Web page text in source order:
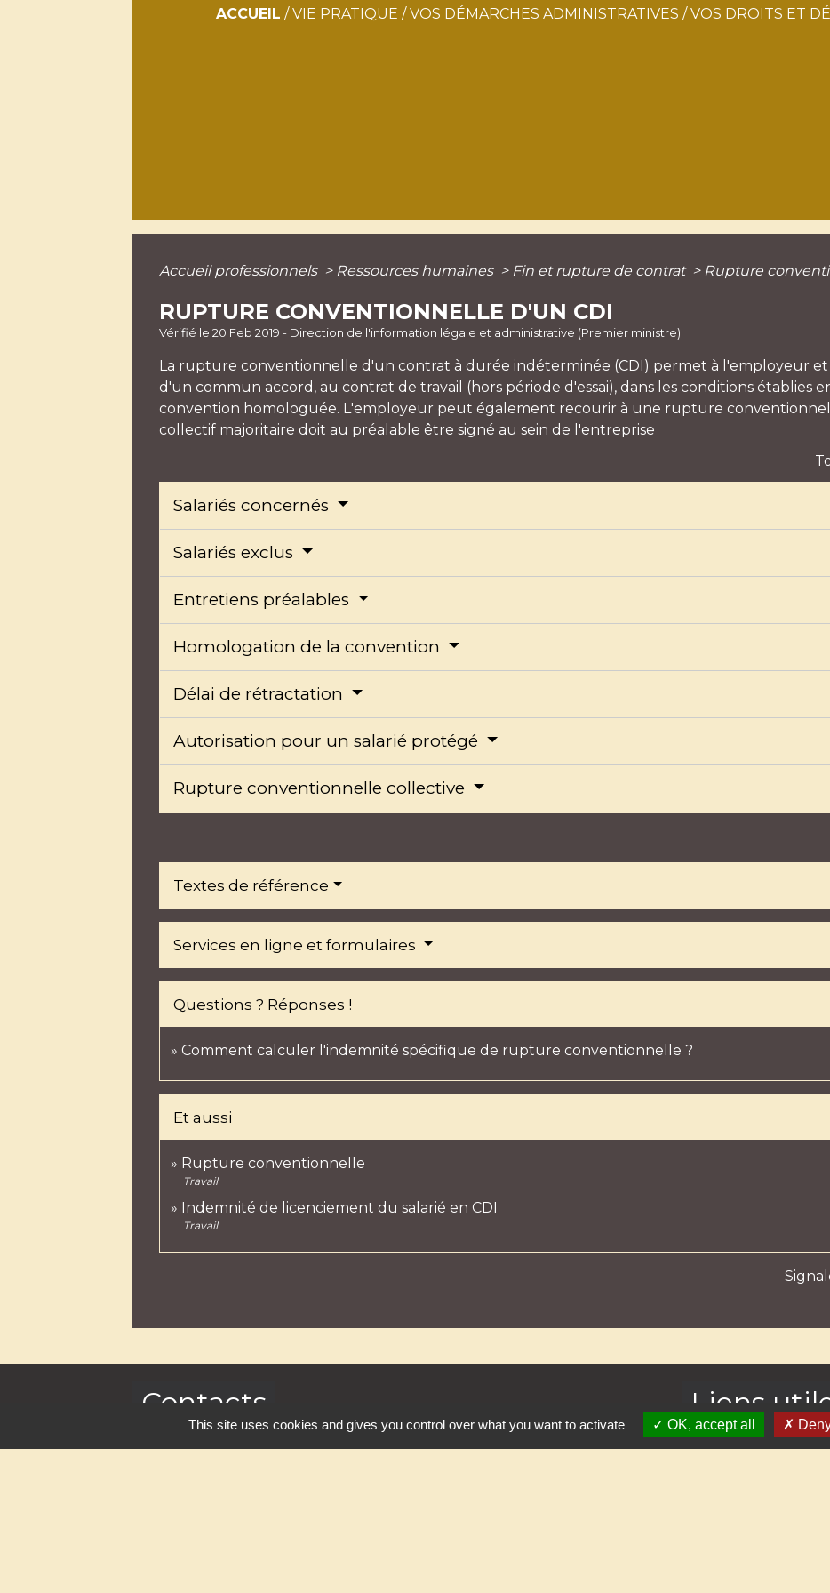
ACCUEIL /VIE PRATIQUE /VOS DÉMARCHES ADMINISTRATIVES /VOS DROITS ET
Accueil professionnels > Ressources humaines > Fin et rupture de contrat > Rupture
RUPTURE CONVENTIONNELLE D'UN CDI
Vérifié le 20 Feb 2019 - Direction de l'information légale et administrative (Premier ministre)
La rupture conventionnelle d'un contrat à durée indéterminée (CDI) permet à l'employeur
d'un commun accord, au contrat de travail (hors période d'essai), dans les conditions établies
convention homologuée. L'employeur peut également recourir à une rupture
collectif majoritaire doit au préalable être signé au sein de l'entreprise
Salariés concernés
Salariés exclus
Entretiens préalables
Homologation de la convention
Délai de rétractation
Autorisation pour un salarié protégé
Rupture conventionnelle collective
Textes de référence
Services en ligne et formulaires
Questions ? Réponses !
Comment calculer l'indemnité spécifique de rupture conventionnelle ?
Et aussi
Rupture conventionnelle
Travail
Indemnité de licenciement du salarié en CDI
Travail
Contacts Liens
Préfecture de
This site uses cookies and gives you control over what you want to activate OK, accept all